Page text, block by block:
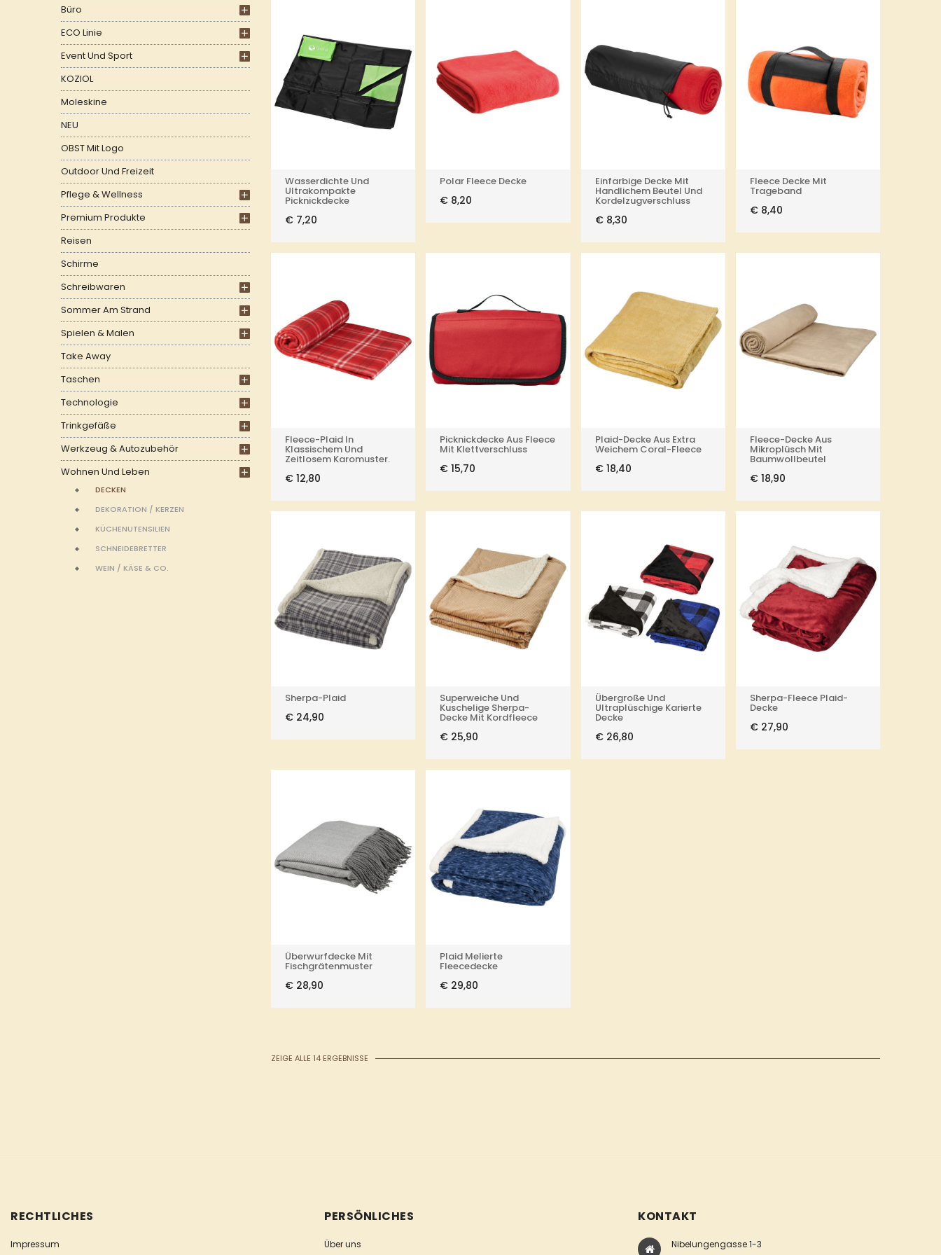
Büro
ECO Linie
Event Und Sport
KOZIOL
Moleskine
NEU
OBST Mit Logo
Outdoor Und Freizeit
Pflege & Wellness
Premium Produkte
Reisen
Schirme
Schreibwaren
Sommer Am Strand
Spielen & Malen
Take Away
Taschen
Technologie
Trinkgefäße
Werkzeug & Autozubehör
Wohnen Und Leben
DECKEN
DEKORATION / KERZEN
KÜCHENUTENSILIEN
SCHNEIDEBRETTER
WEIN / KÄSE & CO.
Wasserdichte Und
Ultrakompakte
Picknickdecke
€ 7,20
Polar Fleece Decke
€ 8,20
Einfarbige Decke Mit
Handlichem Beutel Und
Kordelzugverschluss
€8,30
Fleece Decke Mit
Trageband
€8,40
Fleece-Plaid In
Klassischem Und
Zeitlosem Karomuster.
€ 12,80
Picknickdecke Aus Fleece
Mit Klettverschluss
€ 15,70
Plaid-Decke Aus Extra
Weichem Coral-Fleece
€18,40
Fleece-Decke Aus
Mikroplüsch Mit
Baumwollbeutel
€18,90
Sherpa-Plaid
€ 24,90
Superweiche Und
Kuschelige Sherpa-
Decke Mit Kordfleece
€ 25,90
Übergroße Und
Ultraplüschige Karierte
Decke
€26,80
Sherpa-Fleece Plaid-
Decke
€27,90
Überwurfdecke Mit
Fischgrätenmuster
€ 28,90
Plaid Melierte
Fleecedecke
€ 29,80
ZEIGE ALLE 14 ERGEBNISSE
RECHTLICHES
Impressum
PERSÖNLICHES
Über uns
KONTAKT
Nibelungengasse 1-3